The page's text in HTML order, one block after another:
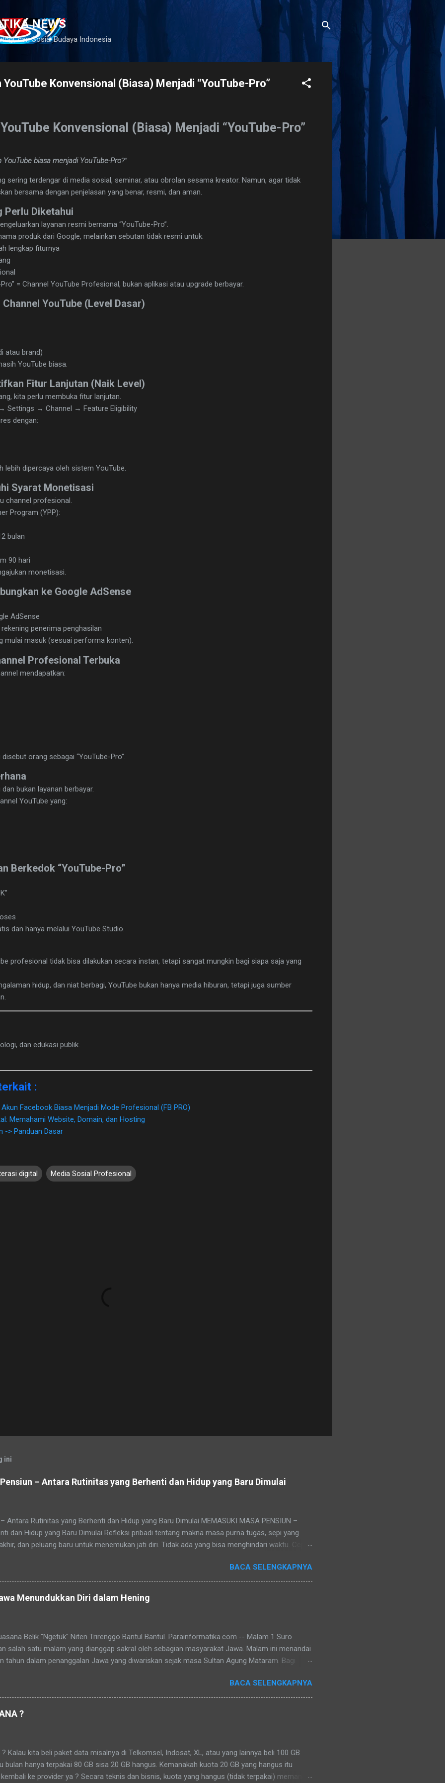
NEWS
dan Sosial Budaya Indonesia
Konvensional (Biasa) Menjadi “YouTube-Pro”
Konvensional (Biasa) Menjadi “YouTube-Pro”
biasa menjadi YouTube-Pro?”
sering terdengar di media sosial, seminar, atau obrolan sesama kreator. Namun, agar tidak
bersama dengan penjelasan yang benar, resmi, dan aman.
Perlu Diketahui
layanan resmi bernama “YouTube-Pro”.
produk dari Google, melainkan sebutan tidak resmi untuk:
lengkap fiturnya
= Channel YouTube Profesional, bukan aplikasi atau upgrade berbayar.
YouTube (Level Dasar)
atau brand)
YouTube biasa.
Fitur Lanjutan (Naik Level)
kita perlu membuka fitur lanjutan.
Settings → Channel → Feature Eligibility
dengan:
lebih dipercaya oleh sistem YouTube.
Syarat Monetisasi
channel profesional.
Program (YPP):
bulan
90 hari
monetisasi.
ke Google AdSense
AdSense
penerima penghasilan
mulai masuk (sesuai performa konten).
Profesional Terbuka
mendapatkan:
orang sebagai “YouTube-Pro”.
bukan layanan berbayar.
YouTube yang:
Berkedok “YouTube-Pro”
dan hanya melalui YouTube Studio.
profesional tidak bisa dilakukan secara instan, tetapi sangat mungkin bagi siapa saja yang
hidup, dan niat berbagi, YouTube bukan hanya media hiburan, tetapi juga sumber
dan edukasi publik.
:
Facebook Biasa Menjadi Mode Profesional (FB PRO)
Memahami Website, Domain, dan Hosting
-> Panduan Dasar
digital Media Sosial Profesional
ini
– Antara Rutinitas yang Berhenti dan Hidup yang Baru Dimulai
Antara Rutinitas yang Berhenti dan Hidup yang Baru Dimulai MEMASUKI MASA PENSIUN –
dan Hidup yang Baru Dimulai Refleksi pribadi tentang makna masa purna tugas, sepi yang
dan peluang baru untuk menemukan jati diri. Tidak ada yang bisa menghindari waktu. Cepat
juga: Jasa Pembuatan Website sederhana untuk Pemula Masa purna tugas seringkali menjadi
atau pejabat. Pensiun datang seiring pertambahan usia, dan jauh-jauh hari sebenarnya
waktunya tiba. Pensiun atau purna tugas adalah tahap akhir dari perjalanan kerja seseorang.
hubungan kerja, tetapi proses alamiah untuk mengembalikan seseorang ke tengah keluarga
BACA SELENGKAPNYA
Menundukkan Diri dalam Hening
Belik "Ngetuk" Niten Trirenggo Bantul Bantul. Parainformatika.com -- Malam 1 Suro
salah satu malam yang dianggap sakral oleh sebagian masyarakat Jawa. Malam ini menandai
tahun dalam penanggalan Jawa yang diwariskan sejak masa Sultan Agung Mataram. Bagi
tirakat, dan mendekatkan diri kepada Tuhan Yang Maha Esa. � Di berbagai wilayah
dan sekitarnya, terdapat tradisi yang masih lestari hingga kini. Meski bentuknya berbeda-beda,
memiliki tujuan yang hampir sama, yaitu membersihkan batin, memohon keselamatan, dan
BACA SELENGKAPNYA
?
? Kalau kita beli paket data misalnya di Telkomsel, Indosat, XL, atau yang lainnya beli 100 GB
bulan hanya terpakai 80 GB sisa 20 GB hangus. Kemanakah kuota 20 GB yang hangus itu
ke provider ya ? Secara teknis dan bisnis, kuota yang hangus (tidak terpakai) memang